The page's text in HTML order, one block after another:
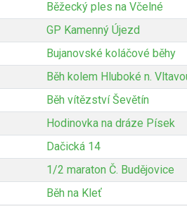
Běžecký ples na Včelné
GP Kamenný Újezd
Bujanovské koláčové běhy
Běh kolem Hluboké n.
Běh vítězství Ševětín
Hodinovka na dráze Písek
Dačická 14
1/2 maraton Č. Budějovice
Běh na Kleť